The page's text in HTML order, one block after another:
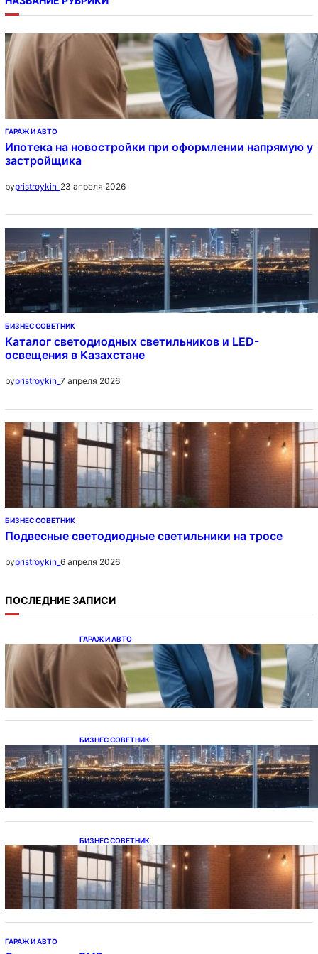
ГАРАЖ И АВТО
Ипотека на новостройки при оформлении напрямую у
застройщика
bypristroykin_ 23 апреля 2026
БИЗНЕС СОВЕТНИК
Каталог светодиодных светильников и LED-
освещения в Казахстане
bypristroykin_ 7 апреля 2026
БИЗНЕС СОВЕТНИК
Подвесные светодиодные светильники на тросе
bypristroykin_ 6 апреля 2026
ПОСЛЕДНИЕ ЗАПИСИ
ГАРАЖ И АВТО
Ипотека на новостройки при оформлении
напрямую у застройщика
БИЗНЕС СОВЕТНИК
Каталог светодиодных светильников и
LED-освещения в Казахстане
БИЗНЕС СОВЕТНИК
Подвесные светодиодные светильники на
тросе
ГАРАЖ И АВТО